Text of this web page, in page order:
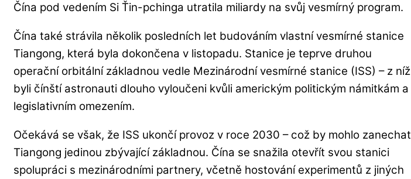
Čína pod vedením Si Ťin-pchinga utratila miliardy na svůj vesmírný program.
Čína také strávila několik posledních let budováním vlastní vesmírné stanice
Tiangong, která byla dokončena v listopadu. Stanice je teprve druhou
operační orbitální základnou vedle Mezinárodní vesmírné stanice (ISS) – z níž
byli čínští astronauti dlouho vyloučeni kvůli americkým politickým námitkám a
legislativním omezením.
Očekává se však, že ISS ukončí provoz v roce 2030 – což by mohlo zanechat
Tiangong jedinou zbývající základnou. Čína se snažila otevřít svou stanici
spolupráci s mezinárodními partnery, včetně hostování experimentů z jiných